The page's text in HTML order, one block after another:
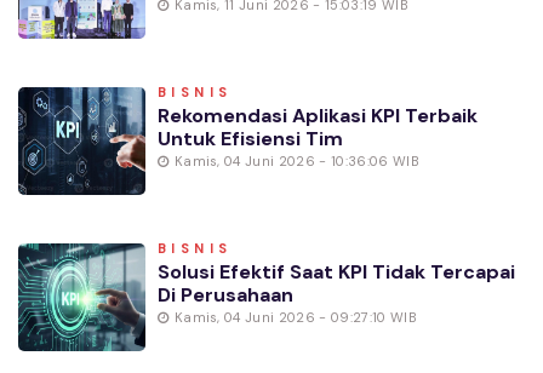
Kamis, 11 Juni 2026 - 15:03:19 WIB
BISNIS
Rekomendasi Aplikasi KPI Terbaik
Untuk Efisiensi Tim
Kamis, 04 Juni 2026 - 10:36:06 WIB
BISNIS
Solusi Efektif Saat KPI Tidak Tercapai
Di Perusahaan
Kamis, 04 Juni 2026 - 09:27:10 WIB